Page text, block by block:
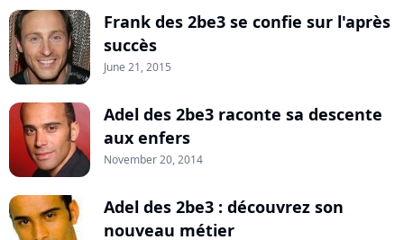
Frank des 2be3 se confie sur l'après
succès
June 21, 2015
Adel des 2be3 raconte sa descente
aux enfers
November 20, 2014
Adel des 2be3 : découvrez son
nouveau métier